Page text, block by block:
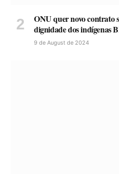
ONU quer novo contrato
dignidade dos indígenas
9 de August de 2024